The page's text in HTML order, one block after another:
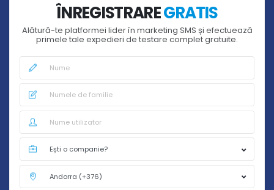
ÎNREGISTRAREGRATIS
Alătură-te platformei lider în marketing SMS și efectuează
primele tale expedieri de testare complet gratuite.